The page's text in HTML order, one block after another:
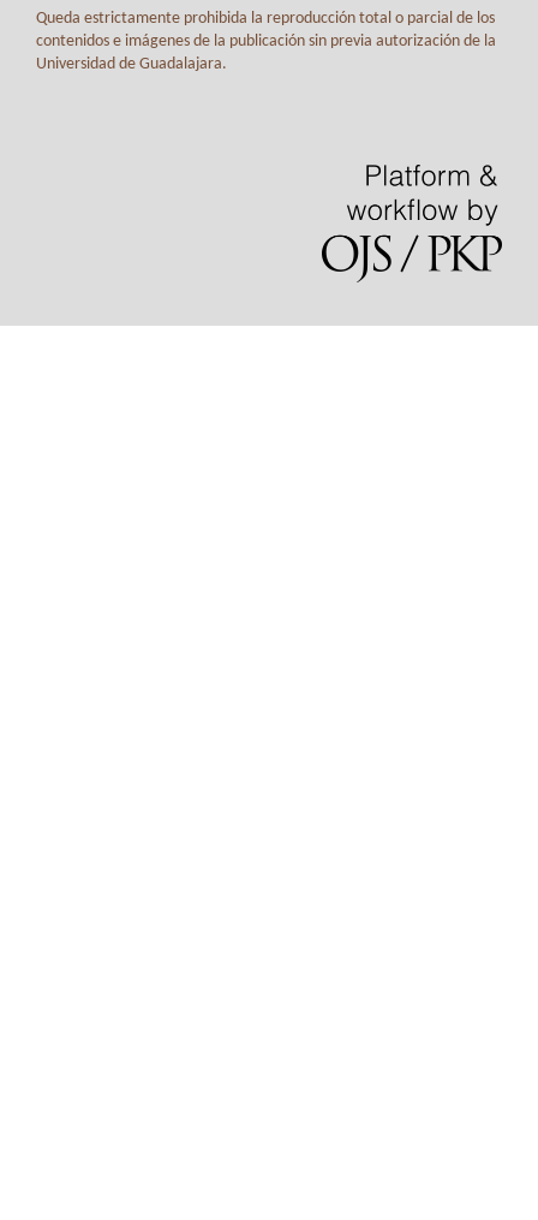
Queda estrictamente prohibida la reproducción total o parcial de los
contenidos e imágenes de la publicación sin previa autorización de la
Universidad de Guadalajara.